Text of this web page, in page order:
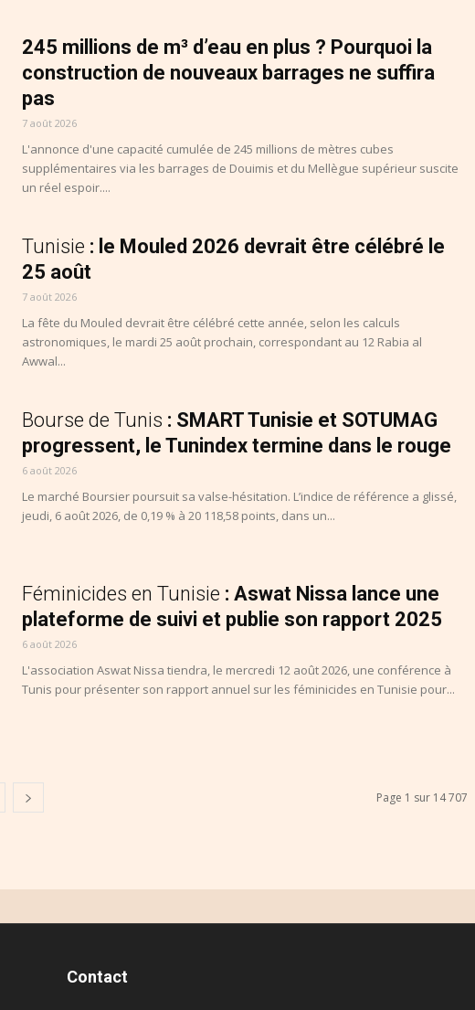
245 millions de m³ d’eau en plus ? Pourquoi la
construction de nouveaux barrages ne suffira
pas
7 août 2026
L'annonce d'une capacité cumulée de 245 millions de mètres cubes
supplémentaires via les barrages de Douimis et du Mellègue supérieur suscite
un réel espoir....
Tunisie : le Mouled 2026 devrait être célébré le
25 août
7 août 2026
La fête du Mouled devrait être célébré cette année, selon les calculs
astronomiques, le mardi 25 août prochain, correspondant au 12 Rabia al
Awwal...
Bourse de Tunis : SMART Tunisie et SOTUMAG
progressent, le Tunindex termine dans le rouge
6 août 2026
Le marché Boursier poursuit sa valse-hésitation. L’indice de référence a glissé,
jeudi, 6 août 2026, de 0,19 % à 20 118,58 points, dans un...
Féminicides en Tunisie : Aswat Nissa lance une
plateforme de suivi et publie son rapport 2025
6 août 2026
L'association Aswat Nissa tiendra, le mercredi 12 août 2026, une conférence à
Tunis pour présenter son rapport annuel sur les féminicides en Tunisie pour...
Page 1 sur 14 707
Contact